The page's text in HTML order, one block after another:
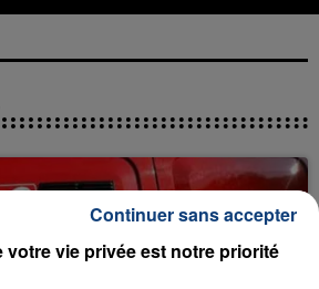
votre vie privée est notre priorité
Continuer sans accepter